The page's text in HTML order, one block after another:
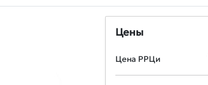
Цены
Цена РРЦи